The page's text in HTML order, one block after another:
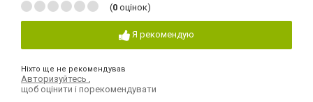
(0 оцінок)
Я рекомендую
Ніхто ще не рекомендував
Авторизуйтесь
щоб оцінити і порекомендувати